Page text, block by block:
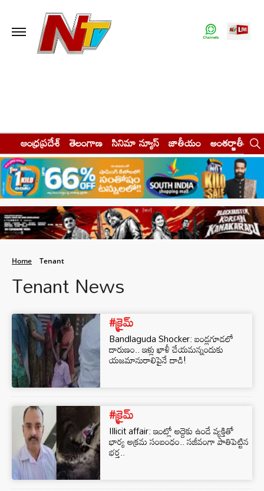
ఆంధ్రప్రదేశ్ తెలంగాణ సినిమా న్యూస్ జాతీయం అంతర్జాతీయం
Home Tenant
Tenant News
#క్రైమ్
Bandlaguda Shocker: బండ్లగూడలో
దారుణం.. ఇళ్లు ఖాళీ చేయమన్నందుకు
యజమానురాలిపైనే దాడి!
#క్రైమ్
Illicit affair: ఇంట్లో అద్దెకు ఉండే వ్యక్తితో
భార్య అక్రమ సంబంధం.. సజీవంగా పాతిపెట్టిన
భర్త..